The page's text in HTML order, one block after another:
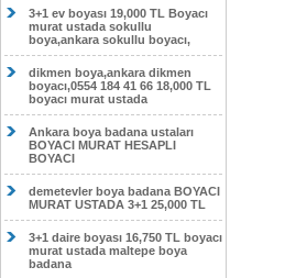
3+1 ev boyası 19,000 TL Boyacı
murat ustada sokullu
boya,ankara sokullu boyacı,
dikmen boya,ankara dikmen
boyacı,0554 184 41 66 18,000 TL
boyacı murat ustada
Ankara boya badana ustaları
BOYACI MURAT HESAPLI
BOYACI
demetevler boya badana BOYACI
MURAT USTADA 3+1 25,000 TL
3+1 daire boyası 16,750 TL boyacı
murat ustada maltepe boya
badana